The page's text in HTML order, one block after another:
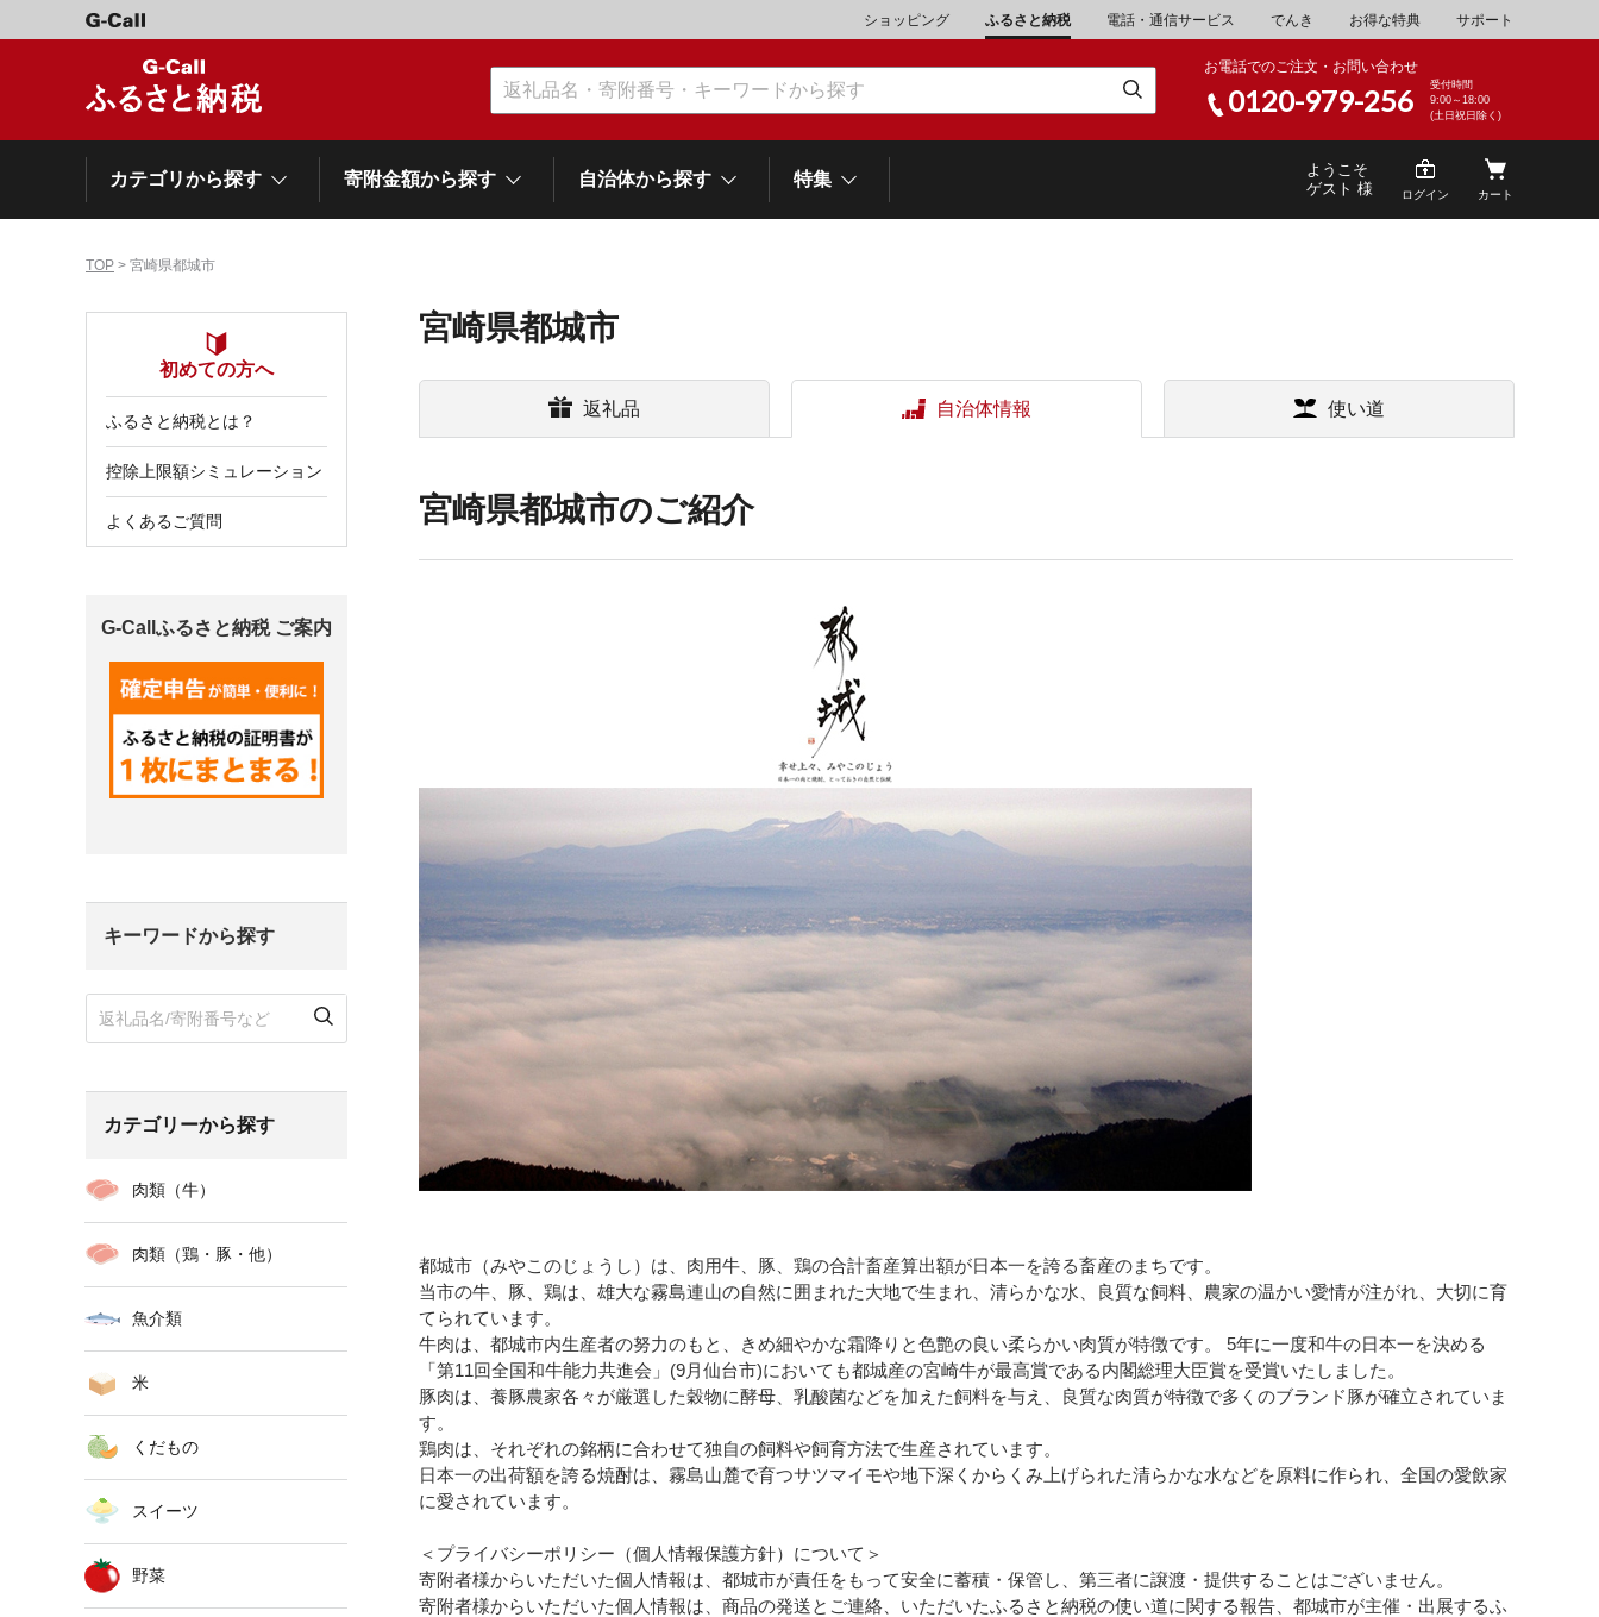
ショッピング ふるさと納税 電話・通信サービス でんき お得な特典 サポート
お電話でのご注文・お問い合わせ
0120-979-256
受付時間
9:00～18:00
(土日祝日除く)
カテゴリから探す
肉類（牛）
スイーツ
ドリンク
スポーツ・アウトドア
定期便
寄附金額から探す
～\10,000
\50,001～100,000 \100,001～200,000 \200,001～500,000
\500,001～1,000,000
自治体から探す
山形県
茨城県
栃木県
神奈川県 横浜市
山梨県
市川三郷町 笛吹市
富士河口湖町
静岡県
熱海市
山県市
南伊勢町
福井県
滋賀県 近江八幡市 高島市
亀岡市 京都市
大東市
兵庫県
加西市 神戸市
宍粟市
新温泉町
宮崎県 都城市
沖縄県 恩納村
特集
ようこそ
ゲスト 様
ログイン カート
TOP > 宮崎県都城市
宮崎県都城市
返礼品 自治体情報 使い道
宮崎県都城市のご紹介
都城市（みやこのじょうし）は、肉用牛、豚、鶏の合計畜産算出額が日本一を誇る畜産のまちです。
当市の牛、豚、鶏は、雄大な霧島連山の自然に囲まれた大地で生まれ、清らかな水、良質な飼料、農家の温かい愛情が注がれ、大切に育
てられています。
牛肉は、都城市内生産者の努力のもと、きめ細やかな霜降りと色艶の良い柔らかい肉質が特徴です。 5年に一度和牛の日本一を決める
「第11回全国和牛能力共進会」(9月仙台市)においても都城産の宮崎牛が最高賞である内閣総理大臣賞を受賞いたしました。
豚肉は、養豚農家各々が厳選した穀物に酵母、乳酸菌などを加えた飼料を与え、良質な肉質が特徴で多くのブランド豚が確立されていま
す。
鶏肉は、それぞれの銘柄に合わせて独自の飼料や飼育方法で生産されています。
日本一の出荷額を誇る焼酎は、霧島山麓で育つサツマイモや地下深くからくみ上げられた清らかな水などを原料に作られ、全国の愛飲家
に愛されています。
＜プライバシーポリシー（個人情報保護方針）について＞
寄附者様からいただいた個人情報は、都城市が責任をもって安全に蓄積・保管し、第三者に譲渡・提供することはございません。
寄附者様からいただいた個人情報は、商品の発送とご連絡、いただいたふるさと納税の使い道に関する報告、都城市が主催・出展するふ
初めての方へ
ふるさと納税とは？
控除上限額シミュレーション
よくあるご質問
G-Callふるさと納税 ご案内
キーワードから探す
カテゴリーから探す
肉類（牛）
肉類（鶏・豚・他）
魚介類
米
くだもの
スイーツ
野菜